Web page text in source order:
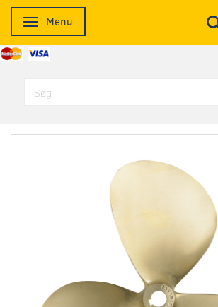
Skifte navigation
Menu